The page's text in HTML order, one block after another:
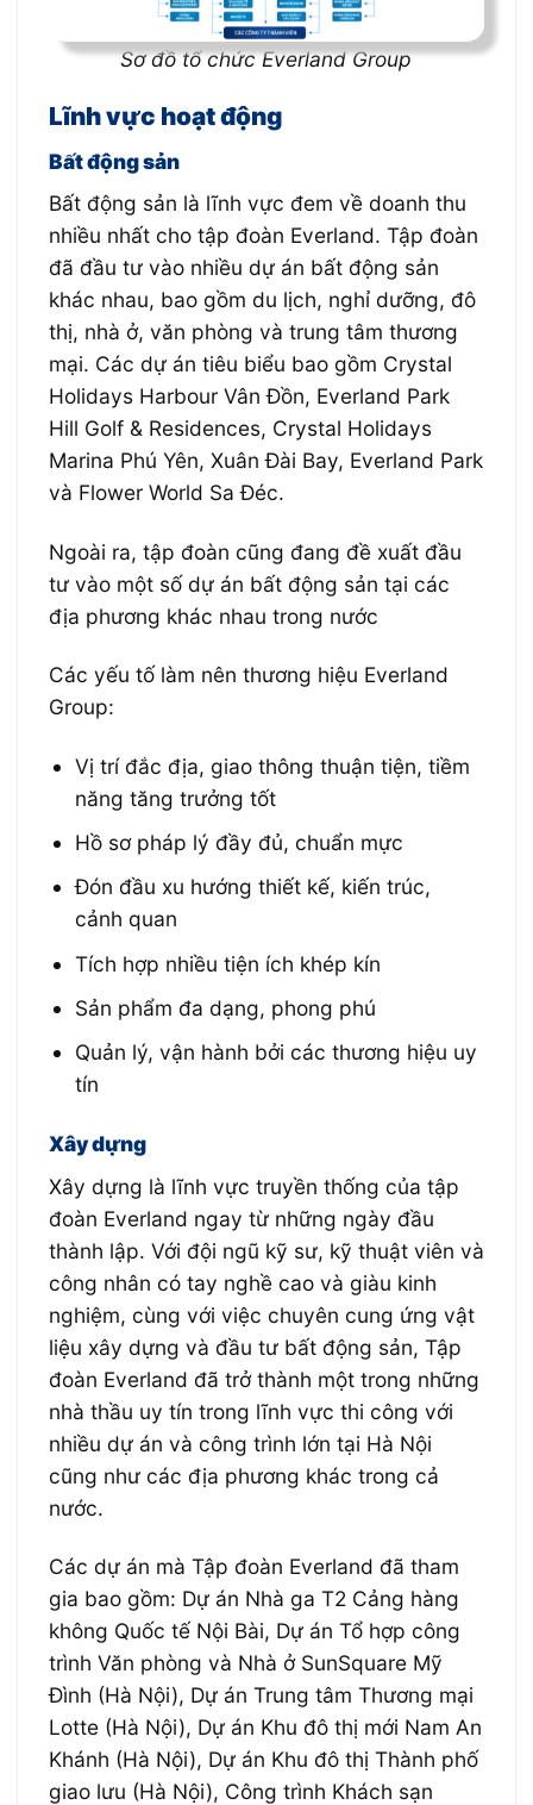
Sơ đồ tổ chức Everland Group
Lĩnh vực hoạt động
Bất động sản
Bất động sản là lĩnh vực đem về doanh thu
nhiều nhất cho tập đoàn Everland. Tập đoàn
đã đầu tư vào nhiều dự án bất động sản
khác nhau, bao gồm du lịch, nghỉ dưỡng, đô
thị, nhà ở, văn phòng và trung tâm thương
mại. Các dự án tiêu biểu bao gồm Crystal
Holidays Harbour Vân Đồn, Everland Park
Hill Golf & Residences, Crystal Holidays
Marina Phú Yên, Xuân Đài Bay, Everland Park
và Flower World Sa Đéc.
Ngoài ra, tập đoàn cũng đang đề xuất đầu
tư vào một số dự án bất động sản tại các
địa phương khác nhau trong nước
Các yếu tố làm nên thương hiệu Everland
Group:
Vị trí đắc địa, giao thông thuận tiện, tiềm
năng tăng trưởng tốt
Hồ sơ pháp lý đầy đủ, chuẩn mực
Đón đầu xu hướng thiết kế, kiến trúc,
cảnh quan
Tích hợp nhiều tiện ích khép kín
Sản phẩm đa dạng, phong phú
Quản lý, vận hành bởi các thương hiệu uy
tín
Xây dựng
Xây dựng là lĩnh vực truyền thống của tập
đoàn Everland ngay từ những ngày đầu
thành lập. Với đội ngũ kỹ sư, kỹ thuật viên và
công nhân có tay nghề cao và giàu kinh
nghiệm, cùng với việc chuyên cung ứng vật
liệu xây dựng và đầu tư bất động sản, Tập
đoàn Everland đã trở thành một trong những
nhà thầu uy tín trong lĩnh vực thi công với
nhiều dự án và công trình lớn tại Hà Nội
cũng như các địa phương khác trong cả
nước.
Các dự án mà Tập đoàn Everland đã tham
gia bao gồm: Dự án Nhà ga T2 Cảng hàng
không Quốc tế Nội Bài, Dự án Tổ hợp công
trình Văn phòng và Nhà ở SunSquare Mỹ
Đình (Hà Nội), Dự án Trung tâm Thương mại
Lotte (Hà Nội), Dự án Khu đô thị mới Nam An
Khánh (Hà Nội), Dự án Khu đô thị Thành phố
giao lưu (Hà Nội), Công trình Khách sạn